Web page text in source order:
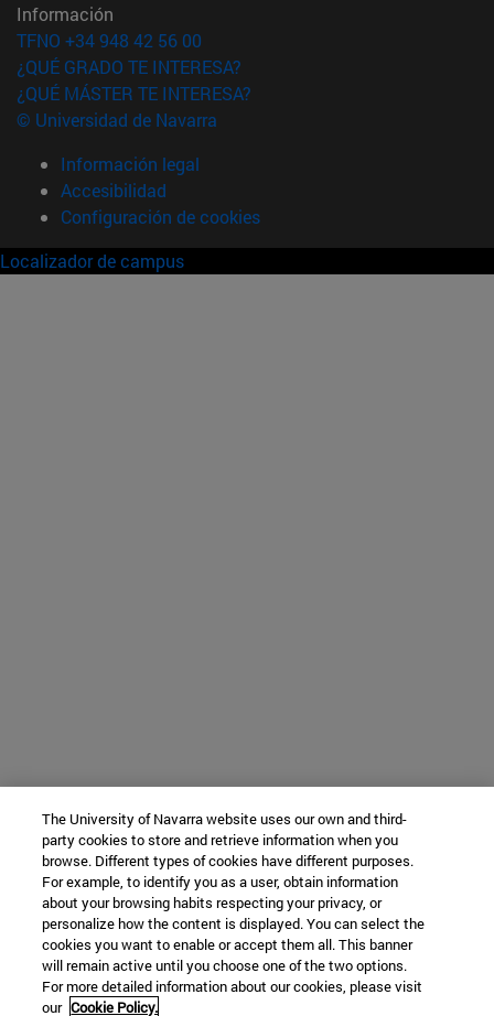
Información
TFNO +34 948 42 56 00
¿QUÉ GRADO TE INTERESA?
¿QUÉ MÁSTER TE INTERESA?
© Universidad de Navarra
Información legal
Accesibilidad
Configuración de cookies
Localizador de campus
The University of Navarra website uses our own and third-
party cookies to store and retrieve information when you
browse. Different types of cookies have different purposes.
For example, to identify you as a user, obtain information
about your browsing habits respecting your privacy, or
personalize how the content is displayed. You can select the
cookies you want to enable or accept them all. This banner
will remain active until you choose one of the two options.
For more detailed information about our cookies, please visit
our Cookie Policy.